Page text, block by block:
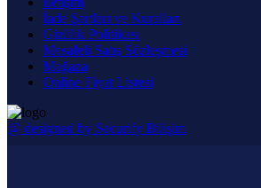
İade Şartları ve Kuralları
Gizlilik Politikası
Mesafeli Satış Sözleşmesi
Mağaza
Online Fiyat Listesi
@ designed by Securify Bilişim